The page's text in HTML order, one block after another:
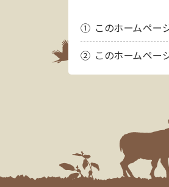
このホームペー
このホームペー